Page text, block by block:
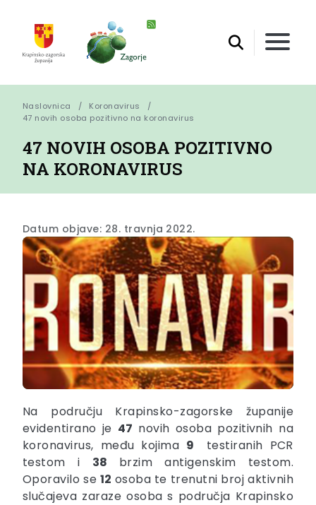
Naslovnica
Koronavirus
47 novih osoba pozitivno na koronavirus
47 NOVIH OSOBA POZITIVNO
NA KORONAVIRUS
Datum objave: 28. travnja 2022.
Na području Krapinsko-zagorske županije
evidentirano je 47 novih osoba pozitivnih na
koronavirus, među kojima 9 testiranih PCR
testom i 38 brzim antigenskim testom.
Oporavilo se 12 osoba te trenutni broj aktivnih
slučajeva zaraze osoba s područja Krapinsko